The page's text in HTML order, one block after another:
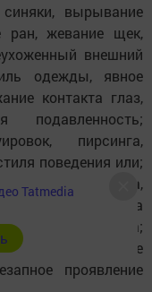
вырывание
ран, жевание щек,
внешний
одежды, явное
контакта глаз,
подавленность;
пирсинга,
поведения или;
нарушение сна,
подготовка
суицида;
вещей; дарение
проявление
Tatmedia